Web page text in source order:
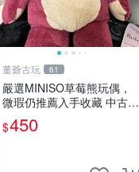
董爺古玩 61
嚴選MINISO草莓熊玩偶，
微瑕仍推薦入手收藏 中古 M
INISO 草莓熊 玩具 收藏
$450